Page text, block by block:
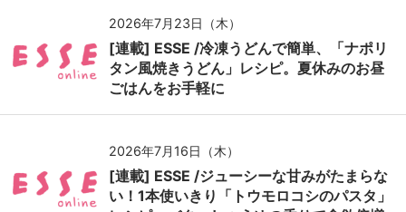
2026年7月23日（木）
[連載] ESSE /冷凍うどんで簡単、「ナポリ
タン風焼きうどん」レシピ。夏休みのお昼
ごはんをお手軽に
2026年7月16日（木）
[連載] ESSE /ジューシーな甘みがたまらな
い！1本使いきり「トウモロコシのパスタ」